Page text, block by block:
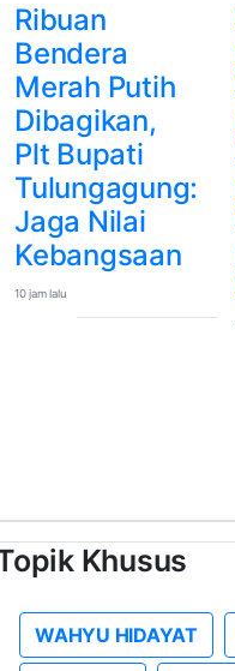
Ribuan
Bendera
Merah Putih
Dibagikan,
Plt Bupati
Tulungagung:
Jaga Nilai
Kebangsaan
10 jam lalu
Khusus
WAHYU HIDAYAT